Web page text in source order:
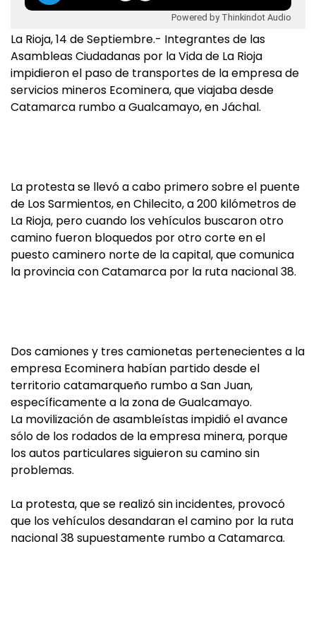
Powered by Thinkindot Audio
La Rioja, 14 de Septiembre.- Integrantes de las
Asambleas Ciudadanas por la Vida de La Rioja
impidieron el paso de transportes de la empresa de
servicios mineros Ecominera, que viajaba desde
Catamarca rumbo a Gualcamayo, en Jáchal.
La protesta se llevó a cabo primero sobre el puente
de Los Sarmientos, en Chilecito, a 200 kilómetros de
La Rioja, pero cuando los vehículos buscaron otro
camino fueron bloquedos por otro corte en el
puesto caminero norte de la capital, que comunica
la provincia con Catamarca por la ruta nacional 38.
Dos camiones y tres camionetas pertenecientes a la
empresa Ecominera habían partido desde el
territorio catamarqueño rumbo a San Juan,
específicamente a la zona de Gualcamayo.
La movilización de asambleístas impidió el avance
sólo de los rodados de la empresa minera, porque
los autos particulares siguieron su camino sin
problemas.
La protesta, que se realizó sin incidentes, provocó
que los vehículos desandaran el camino por la ruta
nacional 38 supuestamente rumbo a Catamarca.